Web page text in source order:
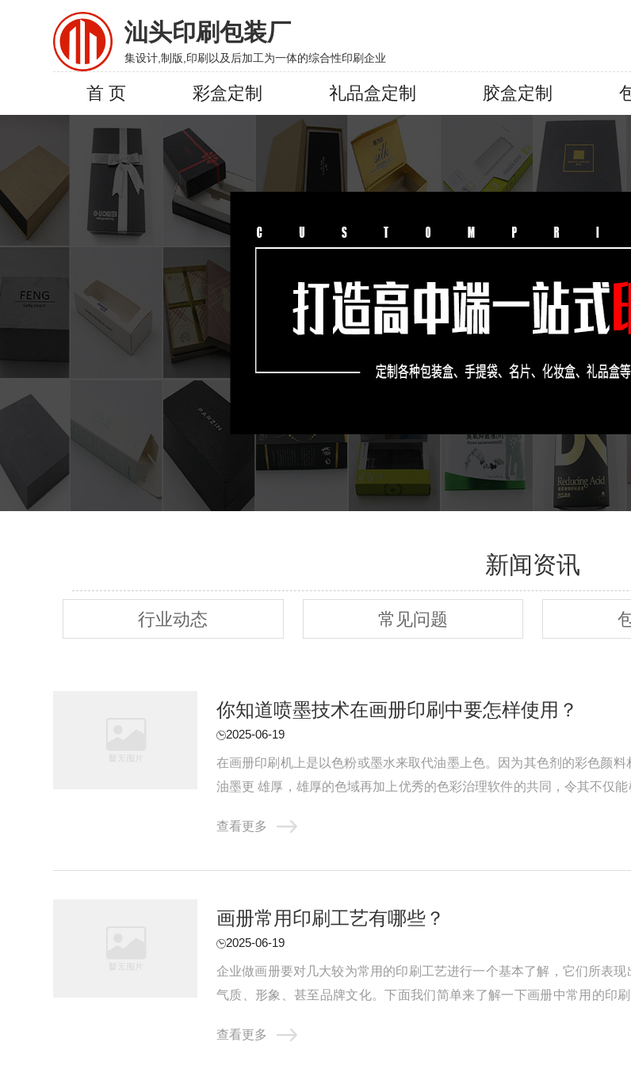
汕头印刷包装厂
集设计,制版,印刷以及后加工为一体的综合性印刷企业
首 页 彩盒定制 礼品盒定制 胶盒定制
新闻资讯
行业动态 常见问题
你知道喷墨技术在画册印刷中要怎样使用？
2025-06-19
在画册印刷机上是以色粉或墨水来取代油墨上色。因为其色剂的彩色颜
油墨更 雄厚，雄厚的色域再加上优秀的色彩治理软件的共同，令其不仅
查看更多
画册常用印刷工艺有哪些？
2025-06-19
企业做画册要对几大较为常用的印刷工艺进行一个基本了解，它们所表
气质、形象、甚至品牌文化。下面我们简单来了解一下画册中常用的印
查看更多